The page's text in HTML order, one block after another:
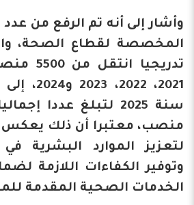
وأشار إلى أنه تم الرفع من
المخصصة لقطاع الصحة،
منصب، معتبرا أن ذلك يعكس
لتعزيز الموارد البشرية
وتوفير الكفاءات اللازمة
الخدمات الصحية المقدمة